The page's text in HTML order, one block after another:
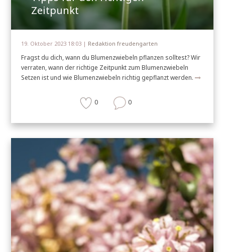
Zeitpunkt
19. Oktober 2023 18:03 | Redaktion freudengarten
Fragst du dich, wann du Blumenzwiebeln pflanzen solltest? Wir
verraten, wann der richtige Zeitpunkt zum Blumenzwiebeln
Setzen ist und wie Blumenzwiebeln richtig gepflanzt werden.
0 0